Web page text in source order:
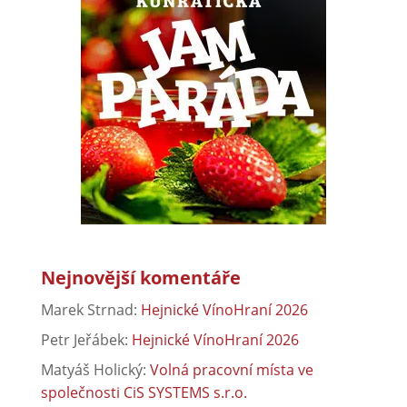
Nejnovější komentáře
Marek Strnad: Hejnické VínoHraní 2026
Petr Jeřábek: Hejnické VínoHraní 2026
Matyáš Holický: Volná pracovní místa ve
společnosti CiS SYSTEMS s.r.o.